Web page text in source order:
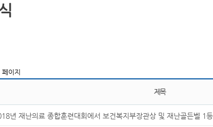
이지
제목
년 재난의료 종합훈련대회에서 보건복지부장관상 및 재난골든벨 1